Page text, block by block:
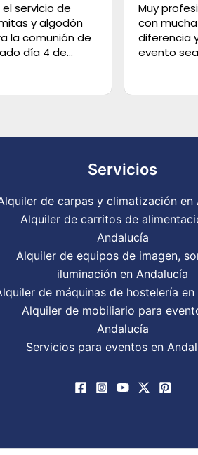
servicio de
y algodón
la comunión de
día 4 de
que el servicio
helados super
es de 100.
Muy
con
diferencia
evento
Servicios
de carpas y climatización en
Alquiler de carritos de
Andalucía
Alquiler de equipos de imagen,
iluminación en Andalucía
de máquinas de hostelería en
Alquiler de mobiliario para
Andalucía
Servicios para eventos en